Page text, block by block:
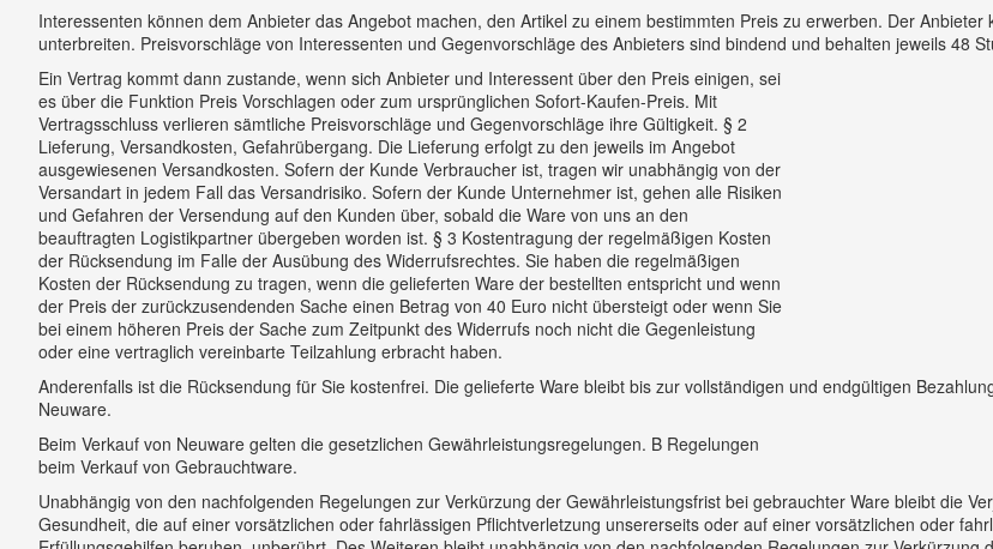
Interessenten können dem Anbieter das Angebot machen, den Artikel zu einem bestimmten Preis zu erwerben. Der
unterbreiten. Preisvorschläge von Interessenten und Gegenvorschläge des Anbieters sind bindend und behalten jeweils 48
Ein Vertrag kommt dann zustande, wenn sich Anbieter und Interessent über den Preis einigen, sei
es über die Funktion Preis Vorschlagen oder zum ursprünglichen Sofort-Kaufen-Preis. Mit
Vertragsschluss verlieren sämtliche Preisvorschläge und Gegenvorschläge ihre Gültigkeit. § 2
Lieferung, Versandkosten, Gefahrübergang. Die Lieferung erfolgt zu den jeweils im Angebot
ausgewiesenen Versandkosten. Sofern der Kunde Verbraucher ist, tragen wir unabhängig von der
Versandart in jedem Fall das Versandrisiko. Sofern der Kunde Unternehmer ist, gehen alle Risiken
und Gefahren der Versendung auf den Kunden über, sobald die Ware von uns an den
beauftragten Logistikpartner übergeben worden ist. § 3 Kostentragung der regelmäßigen Kosten
der Rücksendung im Falle der Ausübung des Widerrufsrechtes. Sie haben die regelmäßigen
Kosten der Rücksendung zu tragen, wenn die gelieferten Ware der bestellten entspricht und wenn
der Preis der zurückzusendenden Sache einen Betrag von 40 Euro nicht übersteigt oder wenn Sie
bei einem höheren Preis der Sache zum Zeitpunkt des Widerrufs noch nicht die Gegenleistung
oder eine vertraglich vereinbarte Teilzahlung erbracht haben.
Anderenfalls ist die Rücksendung für Sie kostenfrei. Die gelieferte Ware bleibt bis zur vollständigen und endgültigen
Neuware.
Beim Verkauf von Neuware gelten die gesetzlichen Gewährleistungsregelungen. B Regelungen
beim Verkauf von Gebrauchtware.
Unabhängig von den nachfolgenden Regelungen zur Verkürzung der Gewährleistungsfrist bei gebrauchter Ware bleibt die
Gesundheit, die auf einer vorsätzlichen oder fahrlässigen Pflichtverletzung unsererseits oder auf einer vorsätzlichen oder